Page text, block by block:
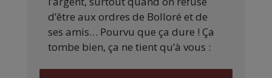
d’être aux ordres de Bolloré et de
ses amis… Pourvu que ça dure ! Ça
tombe bien, ça ne tient qu’à vous :